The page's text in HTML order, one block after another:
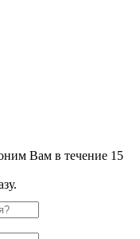
Вам в течение 15